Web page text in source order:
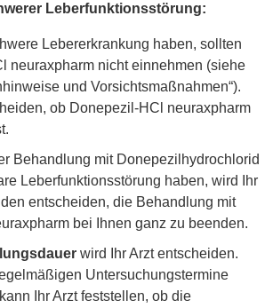
Leberfunktionsstörung:
Lebererkrankung haben, sollten
neuraxpharm nicht einnehmen (siehe
und Vorsichtsmaßnahmen“).
ob Donepezil-HCl neuraxpharm
Behandlung mit Donepezilhydrochlorid
Leberfunktionsstörung haben, wird Ihr
entscheiden, die Behandlung mit
bei Ihnen ganz zu beenden.
wird Ihr Arzt entscheiden.
Untersuchungstermine
Ihr Arzt feststellen, ob die